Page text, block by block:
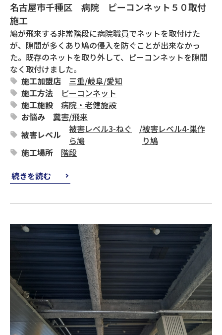
名古屋市千種区 病院 ピーコンネット５０取付
施工
鳩が飛来する非常階段に病院職員でネットを取付けた
が、隙間が多くあり鳩の侵入を防ぐことが出来なかっ
た。既存のネットを取り外して、ピーコンネットを隙間
なく取付けました。
施工加盟店
三重/岐阜/愛知
施工方法
ピーコンネット
施工施設
病院・老健施設
お悩み
糞害/飛来
被害レベル
被害レベル3-ねぐ
ら鳩
/被害レベル4-巣作
り鳩
施工場所
階段
続きを読む